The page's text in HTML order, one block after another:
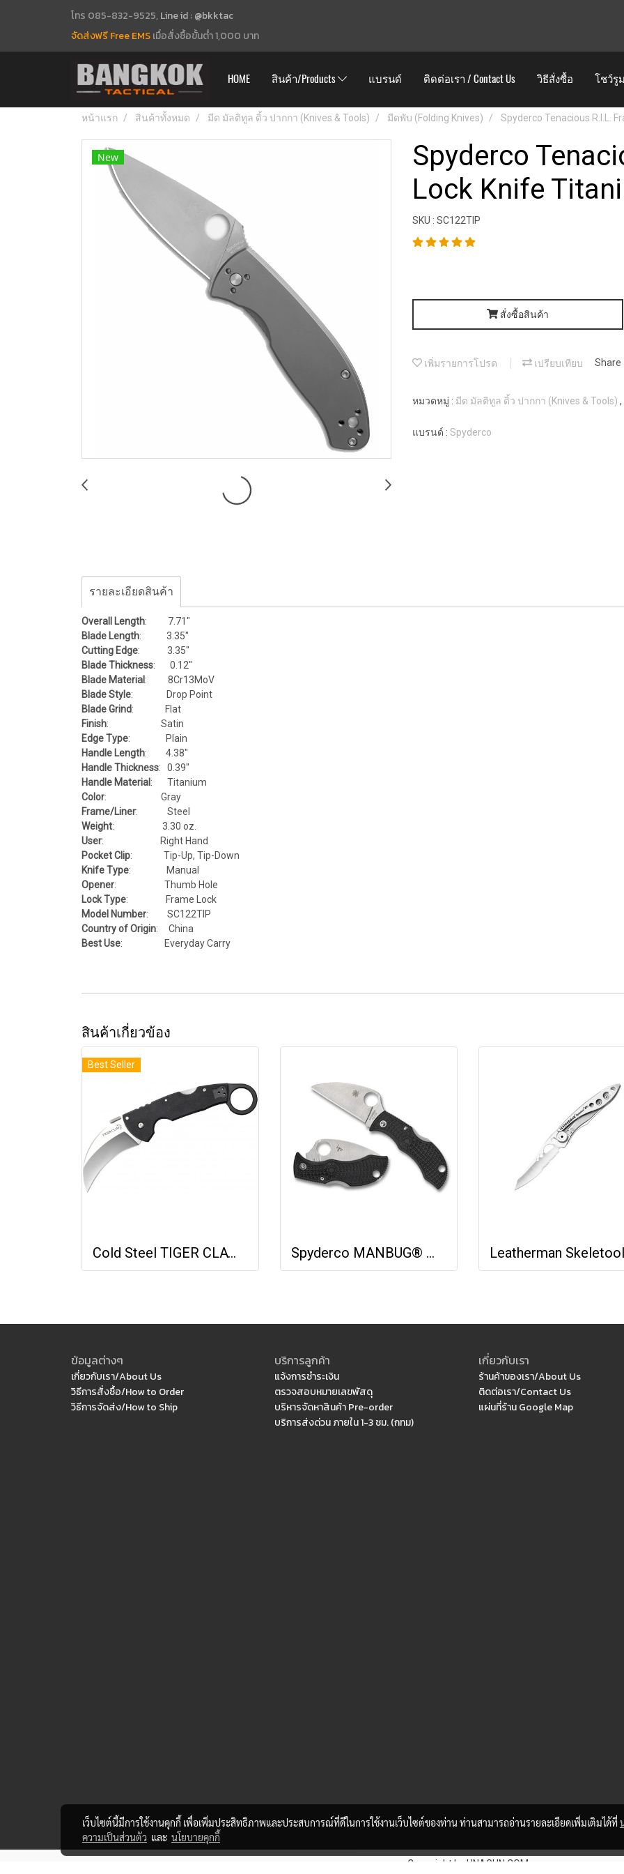
โทร 085-832-9525, Line id : @bkktac
จัดส่งฟรี Free EMSเมื่อสั่งซื้อขั้นต่ำ 1,000 บาท
HOME สินค้า/Products แบรนด์ ติดต่อเรา / Contact Us วิธีสั่งซื้อ โชว์รูม
หน้าแรก สินค้าทั้งหมด มีด มัลติทูล ดิ้ว ปากกา (Knives & Tools) มีดพับ (Folding Knives) Spyderco Tenacious R.I.L.
New
Spyderco
Lock Knife
SKU : SC122TIP
สั่งซื้อสินค้า
เพิ่มรายการโปรด เปรียบเทียบ Share
หมวดหมู่ : มีด มัลติทูล ดิ้ว ปากกา (Knives & Tools) ,
แบรนด์ : Spyderco
รายละเอียดสินค้า
Overall Length: 7.71"
Blade Length: 3.35"
Cutting Edge: 3.35"
Blade Thickness: 0.12"
Blade Material : 8Cr13MoV
Blade Style: Drop Point
Blade Grind: Flat
Finish: Satin
Edge Type: Plain
Handle Length: 4.38"
Handle Thickness: 0.39"
Handle Material : Titanium
Color: Gray
Frame/Liner: Steel
Weight: 3.30 oz.
User: Right Hand
Pocket Clip: Tip-Up, Tip-Down
Knife Type: Manual
Opener: Thumb Hole
Lock Type: Frame Lock
Model Number: SC122TIP
Country of Origin: China
Best Use: Everyday Carry
สินค้าเกี่ยวข้อง
Best Seller
Cold Steel TIGER CLAW - PLAIN EDGE (S35VN) Spyderco MANBUG® WHARNCLIFFE
ข้อมูลต่างๆ
เกี่ยวกับเรา/About Us
วิธีการสั่งซื้อ/How to Order
วิธีการจัดส่ง/How to Ship
บริการลูกค้า
แจ้งการชำระเงิน
ตรวจสอบหมายเลขพัสดุ
บริหารจัดหาสินค้า Pre-order
บริการส่งด่วน ภายใน 1-3 ชม. (กทม)
เกี่ยวกับเรา
ร้านค้าของเรา/About Us
ติดต่อเรา/Contact Us
แผ่นที่ร้าน Google Map
Copy right by UNAGUN.COM
เว็บไซต์นี้มีการใช้งานคุกกี้ เพื่อเพิ่มประสิทธิภาพและประสบการณ์ที่ดีในการใช้งานเว็บไซต์ของท่าน ท่านสามารถอ่านรายละเอียดเพิ่มเติมได้ที่
ความเป็นส่วนตัว และ นโยบายคุกกี้